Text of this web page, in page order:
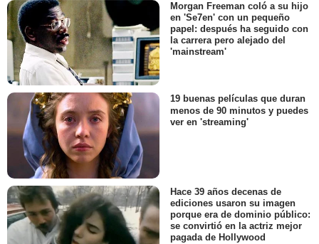
Morgan Freeman coló a su hijo
en 'Se7en' con un pequeño
papel: después ha seguido con
la carrera pero alejado del
'mainstream'
19 buenas películas que duran
menos de 90 minutos y puedes
ver en 'streaming'
Hace 39 años decenas de
ediciones usaron su imagen
porque era de dominio público:
se convirtió en la actriz mejor
pagada de Hollywood